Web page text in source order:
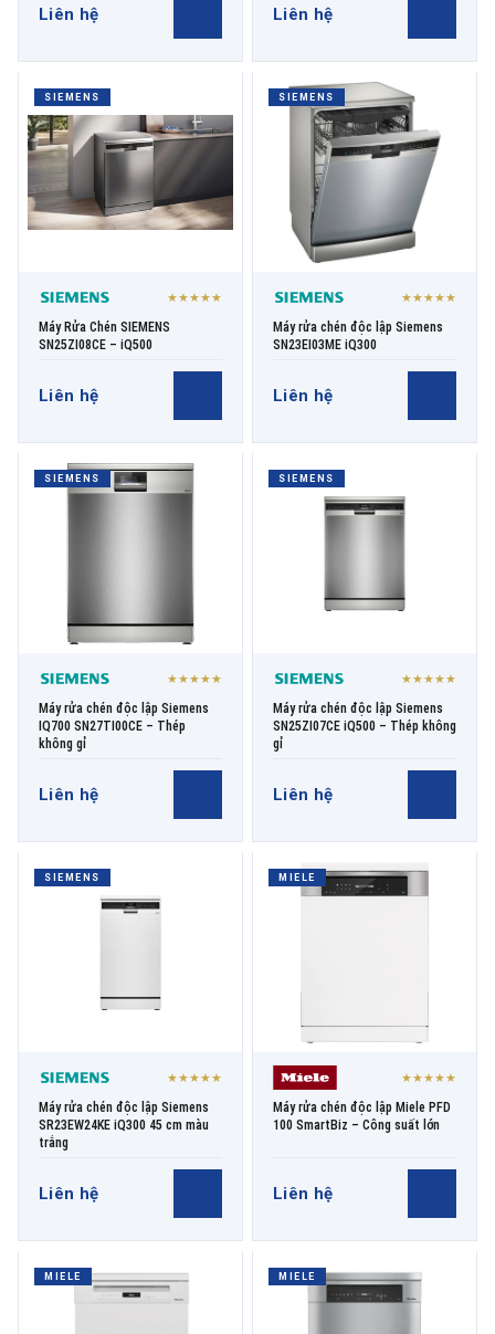
Liên hệ Liên hệ
SIEMENS
★★★★★
Máy Rửa Chén SIEMENS
SN25ZI08CE – iQ500
Liên hệ
SIEMENS
★★★★★
Máy rửa chén độc lập Siemens
SN23EI03ME iQ300
Liên hệ
SIEMENS
★★★★★
Máy rửa chén độc lập Siemens
IQ700 SN27TI00CE – Thép
không gỉ
Liên hệ
SIEMENS
★★★★★
Máy rửa chén độc lập Siemens
SN25ZI07CE iQ500 – Thép không
gỉ
Liên hệ
SIEMENS
★★★★★
Máy rửa chén độc lập Siemens
SR23EW24KE iQ300 45 cm màu
trắng
Liên hệ
MIELE
★★★★★
Máy rửa chén độc lập Miele PFD
100 SmartBiz – Công suất lớn
Liên hệ
MIELE MIELE